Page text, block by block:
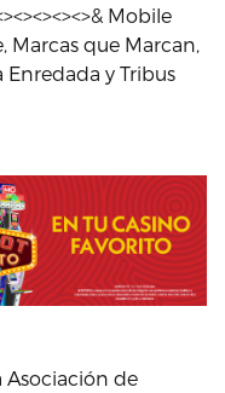
Mobile
Marcas que Marcan,
Enredada y Tribus
Asociación de